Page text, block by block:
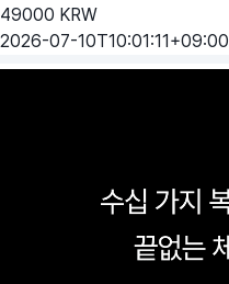
49000 KRW
2026-07-10T10:01:11+09:00